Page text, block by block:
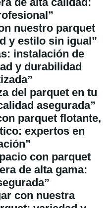
nuestro parquet
y estilo sin igual”
instalación de
y durabilidad
del parquet en tu
asegurada”
parquet flotante,
expertos en
con parquet
de alta gama:
con nuestra